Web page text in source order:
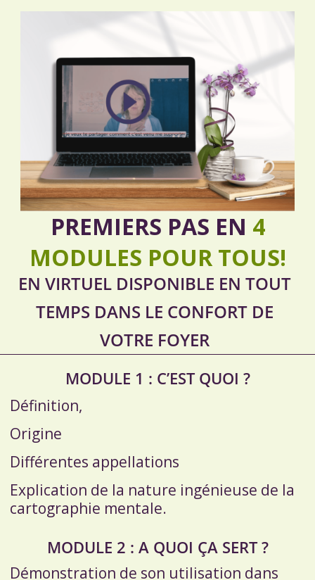
PREMIERS PAS EN 4
MODULES POUR TOUS!
EN VIRTUEL DISPONIBLE EN TOUT
TEMPS DANS LE CONFORT DE
VOTRE FOYER
MODULE 1 : C’EST QUOI ?
Définition,
Origine
Différentes appellations
Explication de la nature ingénieuse de la
cartographie mentale.
MODULE 2 : A QUOI ÇA SERT ?
Démonstration de son utilisation dans